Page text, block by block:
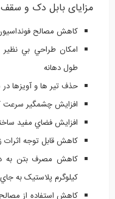
مزایای بابل دک و
کاهش مصالح
امکان طراحي بي
طول دهانه
حذف تیر ها و آویزها در
افزايش چشمگير سرعت
افزايش فضاي مفيد
کاهش قابل توجه اثرات
کيلوگرم پلاستيک به جاي ۱۰۰ کيلوگرم بتن)
کاهش استفاده از